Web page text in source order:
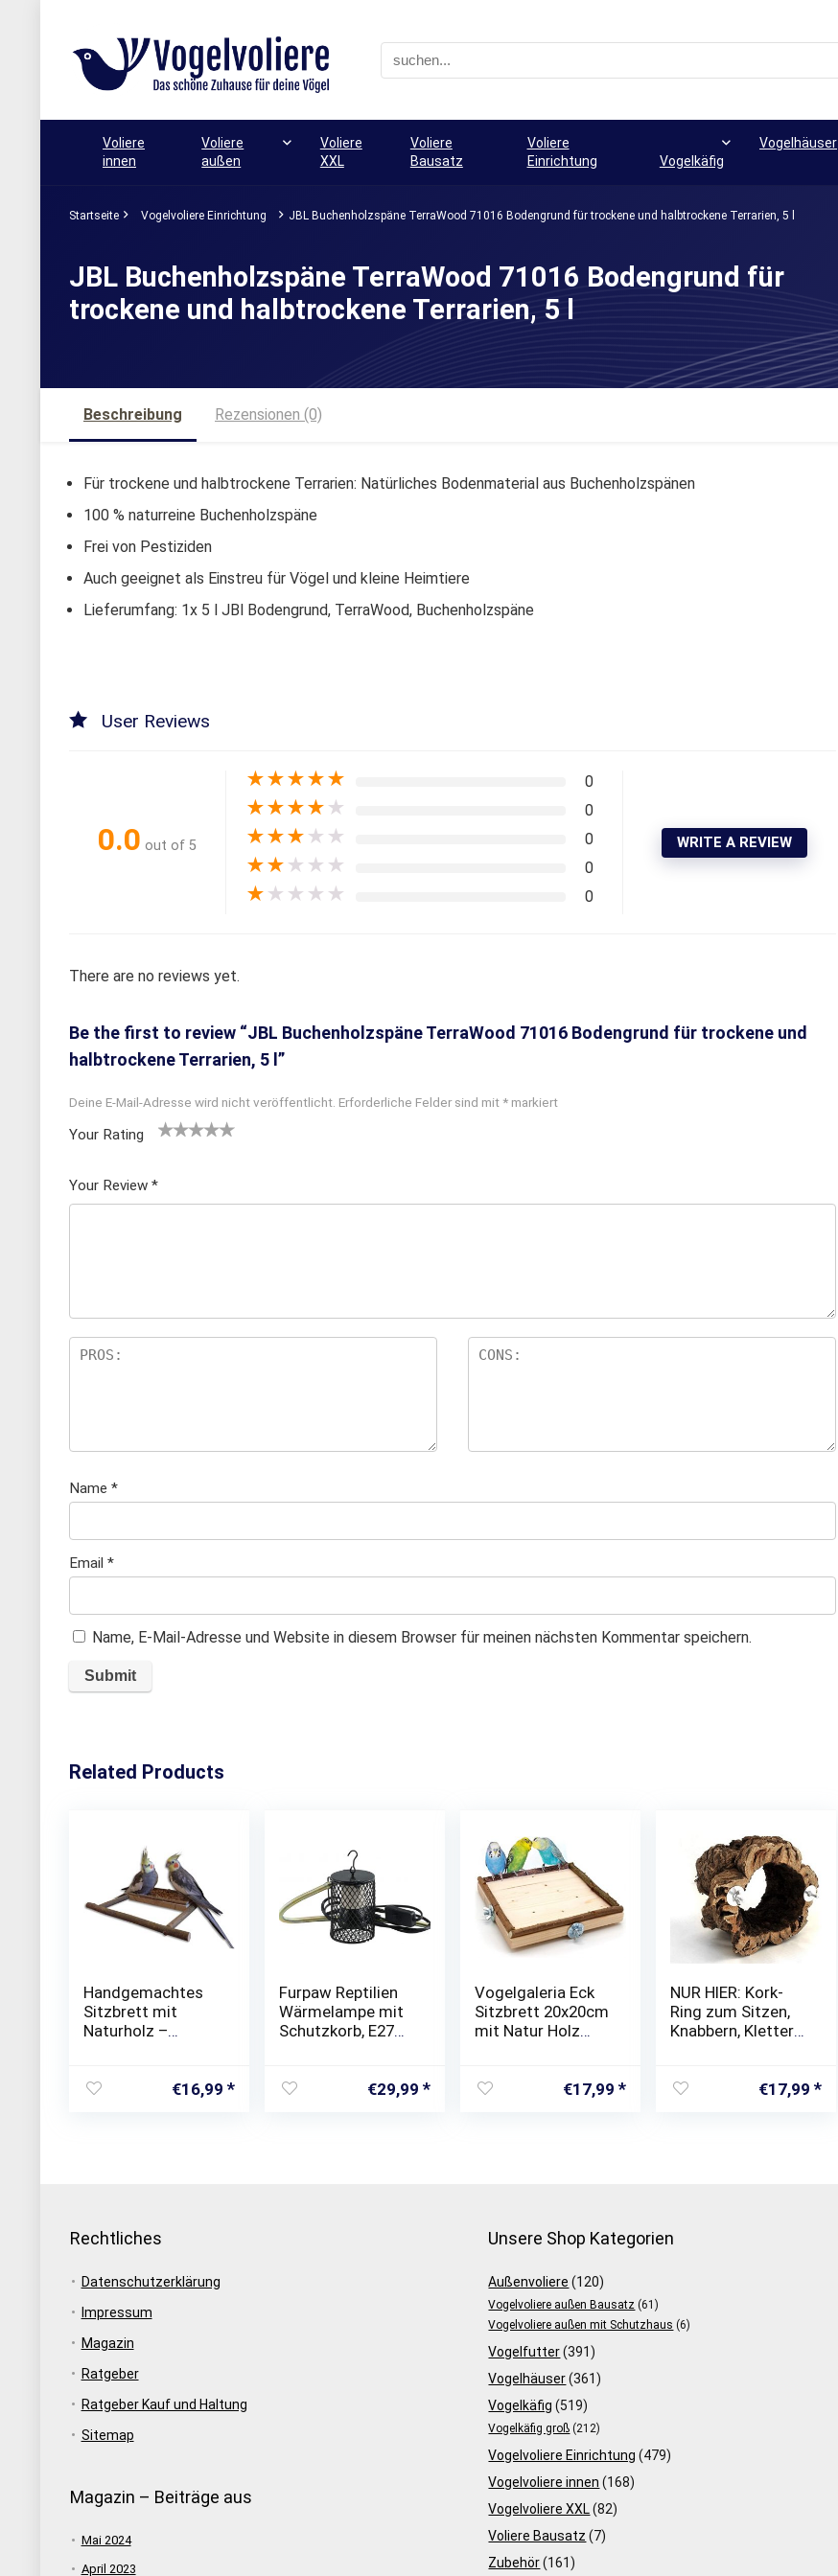
Voliere
innen
Voliere
außen
Voliere
XXL
Voliere
Bausatz
Voliere
Einrichtung
Vogelkäfig
Vogelhäuser
Startseite Vogelvoliere Einrichtung JBL Buchenholzspäne TerraWood 71016 Bodengrund für trockene und halbtrockene Terrarien, 5 l
JBL Buchenholzspäne TerraWood 71016 Bodengrund für
trockene und halbtrockene Terrarien, 5 l
Beschreibung Rezensionen (0)
Für trockene und halbtrockene Terrarien: Natürliches Bodenmaterial aus Buchenholzspänen
100 % naturreine Buchenholzspäne
Frei von Pestiziden
Auch geeignet als Einstreu für Vögel und kleine Heimtiere
Lieferumfang: 1x 5 l JBl Bodengrund, TerraWood, Buchenholzspäne
User Reviews
0.0 out of 5
★★★★★ 0
★★★★ ★ 0
★★★ ★ ★ 0
★★ ★ ★ ★ 0
★ ★ ★ ★ ★ 0
WRITE A REVIEW
There are no reviews yet.
Be the first to review “JBL Buchenholzspäne TerraWood 71016 Bodengrund für trockene und
halbtrockene Terrarien, 5 l”
Deine E-Mail-Adresse wird nicht veröffentlicht. Erforderliche Felder sind mit * markiert
Your Rating
o
rn
5 St
nen
n
Your Review *
Name *
Email *
Name, E-Mail-Adresse und Website in diesem Browser für meinen nächsten Kommentar speichern.
Related Products
Handgemachtes
Sitzbrett mit
Naturholz –
Zubehör für die
€16,99
Furpaw Reptilien
Wärmelampe mit
Schutzkorb, E27
Terrarium
€29,99
Vogelgaleria Eck
Sitzbrett 20x20cm
mit Natur Holz
Nymphensittich
€17,99
NUR HIER: Kork-
Ring zum Sitzen,
Knabbern, Klettern,
Wellensittich,
€17,99
Rechtliches
Datenschutzerklärung
Impressum
Magazin
Ratgeber
Ratgeber Kauf und Haltung
Sitemap
Magazin – Beiträge aus
Mai 2024
April 2023
Unsere Shop Kategorien
Außenvoliere (120)
Vogelvoliere außen Bausatz (61)
Vogelvoliere außen mit Schutzhaus (6)
Vogelfutter (391)
Vogelhäuser (361)
Vogelkäfig (519)
Vogelkäfig groß (212)
Vogelvoliere Einrichtung (479)
Vogelvoliere innen (168)
Vogelvoliere XXL (82)
Voliere Bausatz (7)
Zubehör (161)